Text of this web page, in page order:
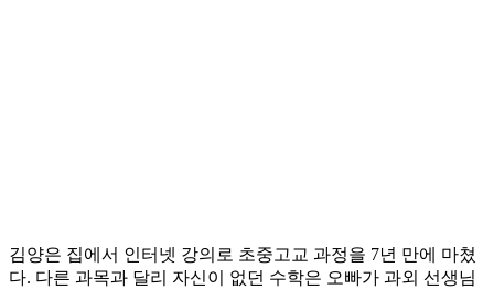
김양은 집에서 인터넷 강의로 초중고교 과정을 7년 만에 마쳤
다. 다른 과목과 달리 자신이 없던 수학은 오빠가 과외 선생님